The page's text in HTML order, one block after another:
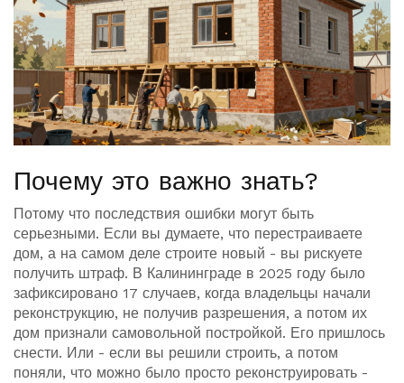
Почему это важно знать?
Потому что последствия ошибки могут быть
серьезными. Если вы думаете, что перестраиваете
дом, а на самом деле строите новый - вы рискуете
получить штраф. В Калининграде в 2025 году было
зафиксировано 17 случаев, когда владельцы начали
реконструкцию, не получив разрешения, а потом их
дом признали самовольной постройкой. Его пришлось
снести. Или - если вы решили строить, а потом
поняли, что можно было просто реконструировать -